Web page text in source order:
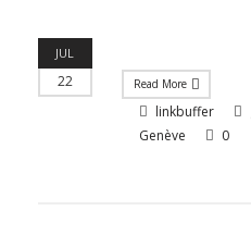
JUL
22 Read More
linkbuffer
Genève
0